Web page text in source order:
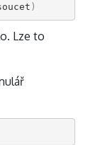
)
Lze to